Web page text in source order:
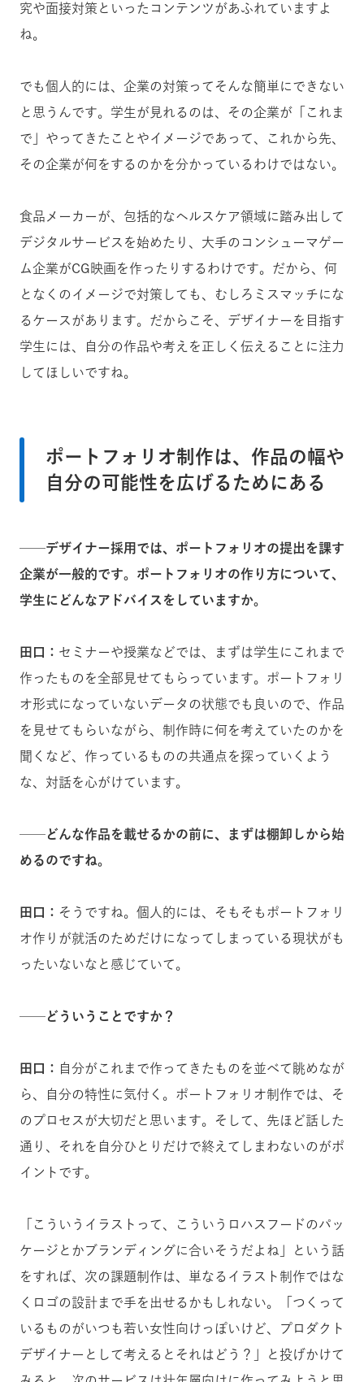
究や面接対策といったコンテンツがあふれていますよ
ね。
でも個人的には、企業の対策ってそんな簡単にできない
と思うんです。学生が見れるのは、その企業が「これま
で」やってきたことやイメージであって、これから先、
その企業が何をするのかを分かっているわけではない。
食品メーカーが、包括的なヘルスケア領域に踏み出して
デジタルサービスを始めたり、大手のコンシューマゲー
ム企業がCG映画を作ったりするわけです。だから、何
となくのイメージで対策しても、むしろミスマッチにな
るケースがあります。だからこそ、デザイナーを目指す
学生には、自分の作品や考えを正しく伝えることに注力
してほしいですね。
ポートフォリオ制作は、作品の幅や
自分の可能性を広げるためにある
──デザイナー採用では、ポートフォリオの提出を課す
企業が一般的です。ポートフォリオの作り方について、
学生にどんなアドバイスをしていますか。
田口： セミナーや授業などでは、まずは学生にこれまで
作ったものを全部見せてもらっています。ポートフォリ
オ形式になっていないデータの状態でも良いので、作品
を見せてもらいながら、制作時に何を考えていたのかを
聞くなど、作っているものの共通点を探っていくよう
な、対話を心がけています。
──どんな作品を載せるかの前に、まずは棚卸しから始
めるのですね。
田口： そうですね。個人的には、そもそもポートフォリ
オ作りが就活のためだけになってしまっている現状がも
ったいないなと感じていて。
──どういうことですか？
田口： 自分がこれまで作ってきたものを並べて眺めなが
ら、自分の特性に気付く。ポートフォリオ制作では、そ
のプロセスが大切だと思います。そして、先ほど話した
通り、それを自分ひとりだけで終えてしまわないのがポ
イントです。
「こういうイラストって、こういうロハスフードのパッ
ケージとかブランディングに合いそうだよね」という話
をすれば、次の課題制作は、単なるイラスト制作ではな
くロゴの設計まで手を出せるかもしれない。「つくって
いるものがいつも若い女性向けっぽいけど、プロダクト
デザイナーとして考えるとそれはどう？」と投げかけて